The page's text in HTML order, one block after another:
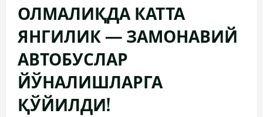
ОЛМАЛИҚДА КАТТА
ЯНГИЛИК — ЗАМОНАВИЙ
АВТОБУСЛАР
ЙЎНАЛИШЛАРГА
ҚЎЙИЛДИ!